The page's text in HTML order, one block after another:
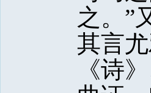
之。”
其言
《诗